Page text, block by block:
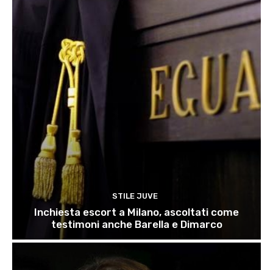
STILE JUVE
Inchiesta escort a Milano, ascoltati come
testimoni anche Barella e Dimarco